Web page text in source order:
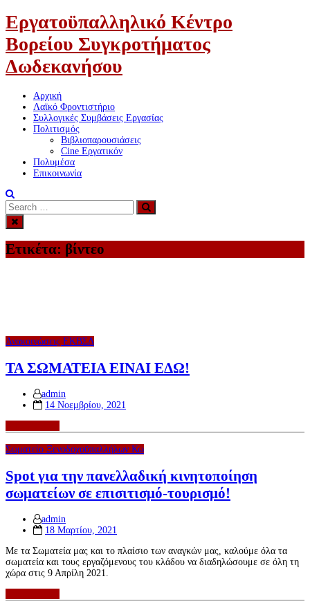
Εργατοϋπαλληλικό Κέντρο
Βορείου Συγκροτήματος
Δωδεκανήσου
Αρχική
Λαϊκό Φροντιστήριο
Συλλογικές Συμβάσεις Εργασίας
Πολιτισμός
Βιβλιοπαρουσιάσεις
Cine Εργατικόν
Πολυμέσα
Επικοινωνία
Search
for:
Search
Ετικέτα: βίντεο
Ανακοινώσεις ΕΚΒΣΔ
ΤΑ ΣΩΜΑΤΕΙΑ ΕΙΝΑΙ ΕΔΩ!
admin
Posted
14 Νοεμβρίου, 2021
Σωματείο Ξενοδοχοϋπαλλήλων Κω
Spot για την πανελλαδική κινητοποίηση
σωματείων σε επισιτισμό-τουρισμό!
admin
Posted
18 Μαρτίου, 2021
Με τα Σωματεία μας και το πλαίσιο των αναγκών μας, καλούμε όλα τα
σωματεία και τους εργαζόμενους του κλάδου να διαδηλώσουμε σε όλη τη
χώρα στις 9 Απρίλη 2021.